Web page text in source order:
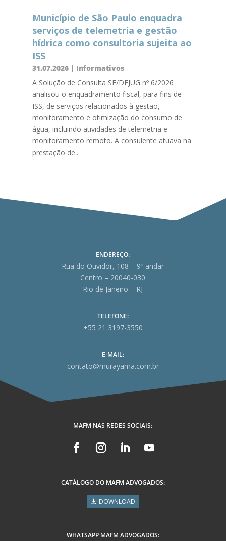
Município de São Paulo enquadra
serviços de telemetria e gestão
hídrica como consultoria sujeita ao
ISS
31.07.2026| Informativos
A Solução de Consulta SF/DEJUG nº 6/2026
analisou o enquadramento fiscal, para fins de
ISS, de serviços relacionados à gestão,
monitoramento e otimização do consumo de
água, incluindo atividades de telemetria e
monitoramento remoto. A consulente atuava na
prestação de...
ENDEREÇO:
Rua do Ouvidor, 108 – 9º andar
Centro – 20040-030
Rio de Janeiro – RJ
TELEFONE:
+55 21 3197-3550
E-MAIL:
contato@murayama.com.br
MAFM NAS REDES SOCIAIS:
CATÁLOGO DO MAFM ADVOGADOS:
DOWNLOAD
WHATSAPP MAFM ADVOGADOS: